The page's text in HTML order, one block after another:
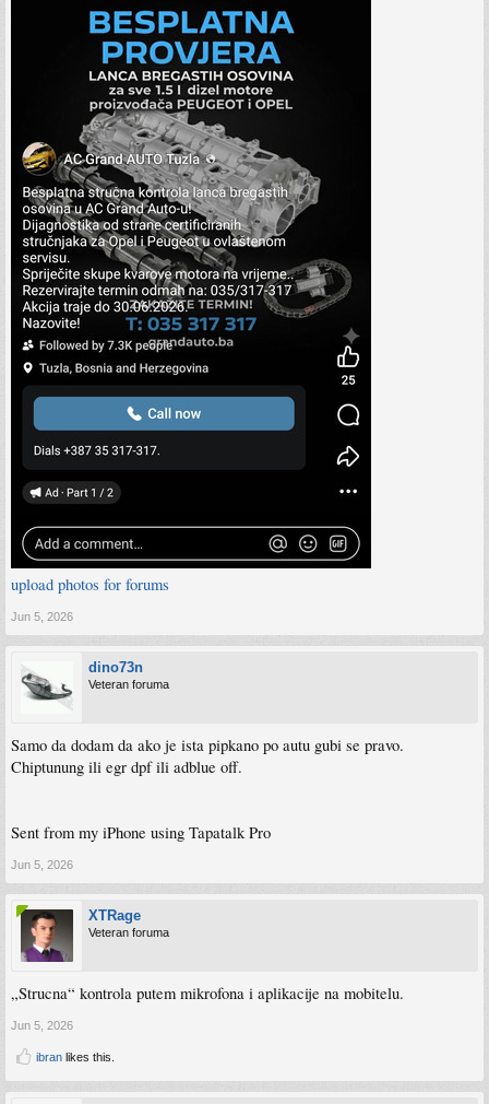
upload photos for forums
Jun 5, 2026
dino73n
Veteran foruma
Samo da dodam da ako je ista pipkano po autu gubi se pravo.
Chiptunung ili egr dpf ili adblue off.
Sent from my iPhone using Tapatalk Pro
Jun 5, 2026
XTRage
Veteran foruma
„Strucna“ kontrola putem mikrofona i aplikacije na mobitelu.
Jun 5, 2026
ibran likes this.